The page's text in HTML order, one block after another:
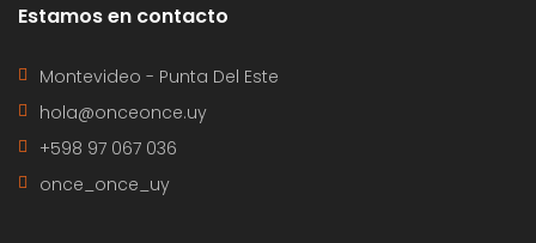
Estamos en contacto
Montevideo - Punta Del Este
hola@onceonce.uy
+598 97 067 036
once_once_uy